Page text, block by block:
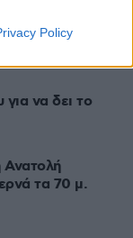
Policy
πέρασαν τόνο
να δει το
Ανατολή
τα 70 μ.